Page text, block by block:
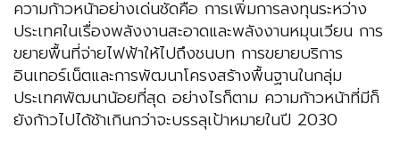
ความก้าวหน้าอย่างเด่นชัดคือ การเพิ่มการลงทุนระหว่าง
ประเทศในเรื่องพลังงานสะอาดและพลังงานหมุนเวียน การ
ขยายพื้นที่จ่ายไฟฟ้าให้ไปถึงชนบท การขยายบริการ
อินเทอร์เน็ตและการพัฒนาโครงสร้างพื้นฐานในกลุ่ม
ประเทศพัฒนาน้อยที่สุด อย่างไรก็ตาม ความก้าวหน้าที่มีก็
ยังก้าวไปได้ช้าเกินกว่าจะบรรลุเป้าหมายในปี 2030